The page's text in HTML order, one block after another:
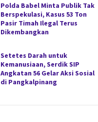
Polda Babel Minta Publik Tak
Berspekulasi, Kasus 53 Ton
Pasir Timah Ilegal Terus
Dikembangkan
Setetes Darah untuk
Kemanusiaan, Serdik SIP
Angkatan 56 Gelar Aksi Sosial
di Pangkalpinang